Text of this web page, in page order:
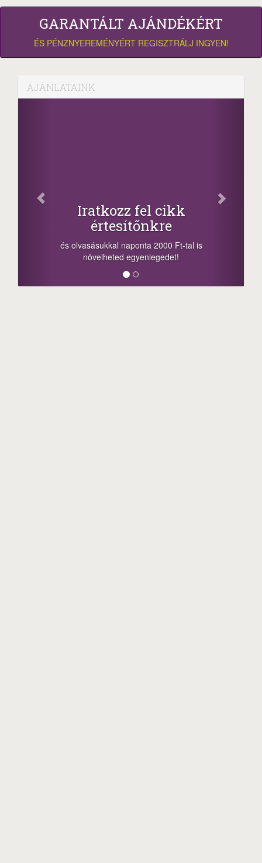
GARANTÁLT AJÁNDÉKÉRT
ÉS PÉNZNYEREMÉNYÉRT REGISZTRÁLJ INGYEN!
AJÁNLATAINK
fel cikk
naponta 2000 Ft-tal is
egyenlegedet!
Oszd
megosztási